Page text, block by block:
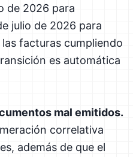
de 2026 para
julio de 2026 para
facturas cumpliendo
es automática
mal emitidos.
correlativa
además de que el